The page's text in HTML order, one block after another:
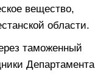
вещество,
области.
таможенный
Департамента